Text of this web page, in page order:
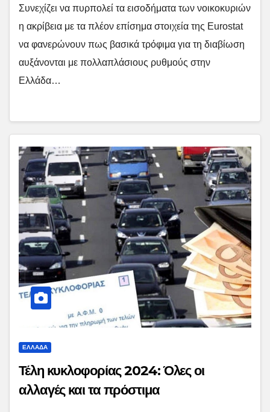
Συνεχίζει να πυρπολεί τα εισοδήματα των νοικοκυριών
η ακρίβεια με τα πλέον επίσημα στοιχεία της Eurostat
να φανερώνουν πως βασικά τρόφιμα για τη διαβίωση
αυξάνονται με πολλαπλάσιους ρυθμούς στην
Ελλάδα…
ΕΛΛΑΔΑ
Τέλη κυκλοφορίας 2024: Όλες οι
αλλαγές και τα πρόστιμα